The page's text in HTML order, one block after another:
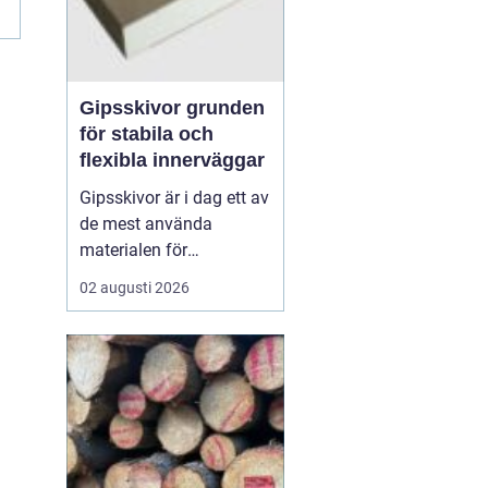
Gipsskivor grunden
för stabila och
flexibla innerväggar
Gipsskivor är i dag ett av
de mest använda
materialen för
innerväggar och tak i
både bostäder och
skapar släta ytor, är
enkla att anpassa och
går att kombinera med
krav på ljud, brand och
fukt. I modern
02 augusti 2026